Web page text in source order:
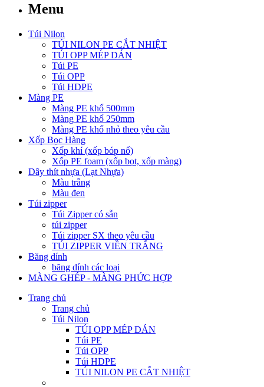
Menu
Túi Nilon
TÚI NILON PE CẮT NHIỆT
TÚI OPP MÉP DÁN
Túi PE
Túi OPP
Túi HDPE
Màng PE
Màng PE khổ 500mm
Màng PE khổ 250mm
Màng PE khổ nhỏ theo yêu cầu
Xốp Bọc Hàng
Xốp khí (xốp bóp nổ)
Xốp PE foam (xốp bọt, xốp màng)
Dây thít nhựa (Lạt Nhựa)
Màu trắng
Màu đen
Túi zipper
Túi Zipper có sẵn
túi zipper
Túi zipper SX theo yêu cầu
TÚI ZIPPER VIỀN TRẮNG
Băng dính
băng dính các loại
MÀNG GHÉP - MÀNG PHỨC HỢP
Trang chủ
Trang chủ
Túi Nilon
TÚI OPP MÉP DÁN
Túi PE
Túi OPP
Túi HDPE
TÚI NILON PE CẮT NHIỆT